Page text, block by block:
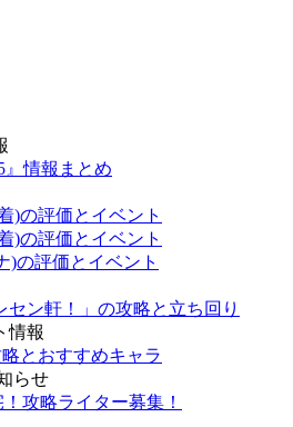
』情報まとめ
)の評価とイベント
)の評価とイベント
)の評価とイベント
セン軒！」の攻略と立ち回り
情報
とおすすめキャラ
らせ
攻略ライター募集！